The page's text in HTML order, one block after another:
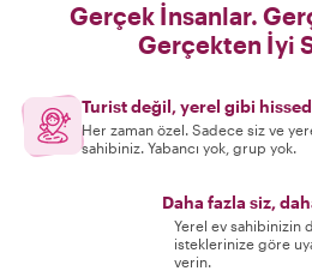
Gerçek İnsanlar.
Gerçekten İyi
Turist değil, yerel gibi
Her zaman özel. Sadece siz ve
sahibiniz. Yabancı yok, grup yok.
Daha fazla siz,
Yerel ev sahibinizin
isteklerinize göre
verin.